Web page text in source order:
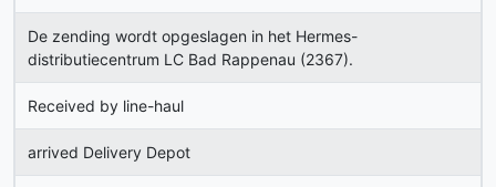
De zending wordt opgeslagen in het Hermes-
distributiecentrum LC Bad Rappenau (2367).
Received by line-haul
arrived Delivery Depot